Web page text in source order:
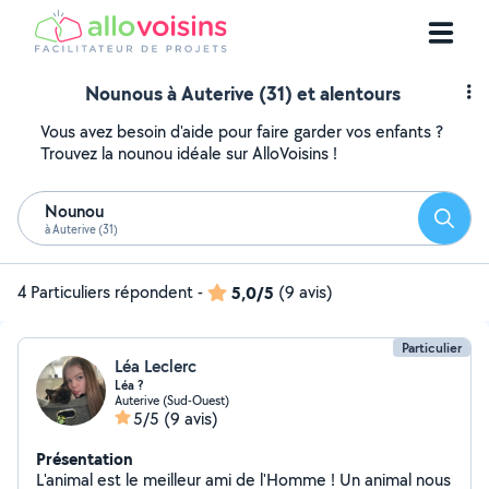
Nounous à Auterive (31) et alentours
Vous avez besoin d'aide pour faire garder vos enfants ?
Trouvez la nounou idéale sur AlloVoisins !
Nounou
à Auterive (31)
4 Particuliers répondent- 5,0/5 (9 avis)
Particulier
Léa Leclerc
Léa ?
Auterive (Sud-Ouest)
5/5 (9 avis)
Présentation
L'animal est le meilleur ami de l'Homme ! Un animal nous